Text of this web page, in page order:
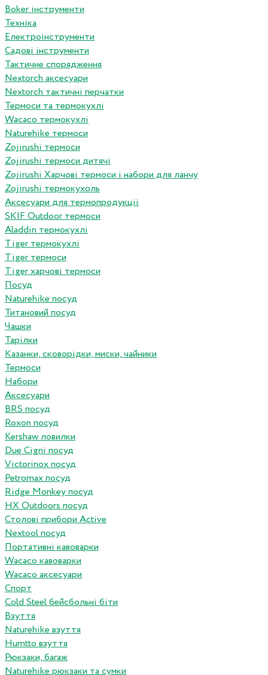
Boker інструменти
Техніка
Електроінструменти
Садові інструменти
Тактичне спорядження
Nextorch аксесуари
Nextorch тактичні перчатки
Термоси та термокухлі
Wacaco термокухлі
Naturehike термоси
Zojirushi термоси
Zojirushi термоси дитячі
Zojirushi Харчові термоси і набори для ланчу
Zojirushi термокухоль
Аксесуари для термопродукціі
SKIF Outdoor термоси
Aladdin термокухлі
Tiger термокухлі
Tiger термоси
Tiger харчові термоси
Посуд
Naturehike посуд
Титановий посуд
Чашки
Тарілки
Казанки, сковорідки, миски, чайники
Термоси
Набори
Аксесуари
BRS посуд
Roxon посуд
Kershaw ловилки
Due Cigni посуд
Victorinox посуд
Petromax посуд
Ridge Monkey посуд
HX Outdoors посуд
Столові прибори Active
Nextool посуд
Портативні кавоварки
Wacaco кавоварки
Wacaco аксесуари
Спорт
Cold Steel бейсбольні біти
Взуття
Naturehike взуття
Humtto взуття
Рюкзаки, багаж
Naturehike рюкзаки та сумки